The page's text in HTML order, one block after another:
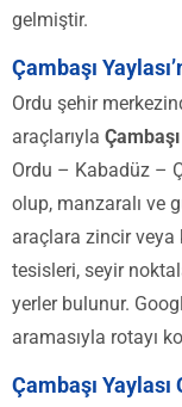
gelmiştir.
Çambaşı
Ordu şehir
araçlarıyla
Ordu – Kabadüz –
olup, manzaralı ve
araçlara zincir veya
tesisleri, seyir
yerler bulunur.
aramasıyla rotayı
Çambaşı Yaylası